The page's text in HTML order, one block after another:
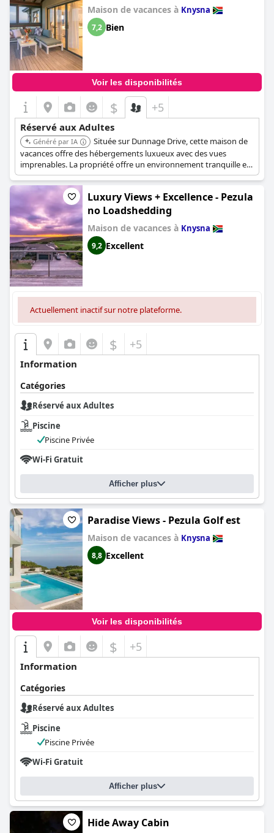
Maison de vacances à Knysna
7,2 Bien
Voir les disponibilités
$ +5
Réservé aux Adultes
Généré par IA
Située sur Dunnage Drive, cette maison de
vacances offre des hébergements luxueux avec des vues
imprenables. La propriété offre un environnement tranquille et
élégant, parfait pour les adultes recherchant une évasion
sophistiquée. Le design et les équipements de la maison
garantissent un séjour confortable et relaxant.
Luxury Views + Excellence - Pezula
no Loadshedding
Maison de vacances à Knysna
9,2 Excellent
Actuellement inactif sur notre plateforme.
$ +5
Information
Catégories
Réservé aux Adultes
Piscine
Piscine Privée
Wi-Fi Gratuit
Afficher plus
Paradise Views - Pezula Golf est
Maison de vacances à Knysna
8,8 Excellent
Voir les disponibilités
$ +5
Information
Catégories
Réservé aux Adultes
Piscine
Piscine Privée
Wi-Fi Gratuit
Afficher plus
Hide Away Cabin